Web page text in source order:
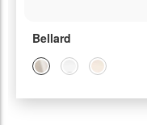
Bellard